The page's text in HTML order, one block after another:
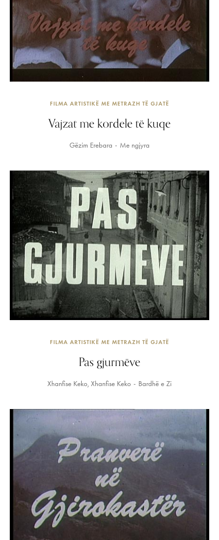
FILMA ARTISTIKË ME METRAZH TË GJATË
Vajzat me kordele të kuqe
Gëzim Erebara Me ngjyra
FILMA ARTISTIKË ME METRAZH TË GJATË
Pas gjurmëve
Xhanfise Keko Xhanfise Keko Bardhë e Zi